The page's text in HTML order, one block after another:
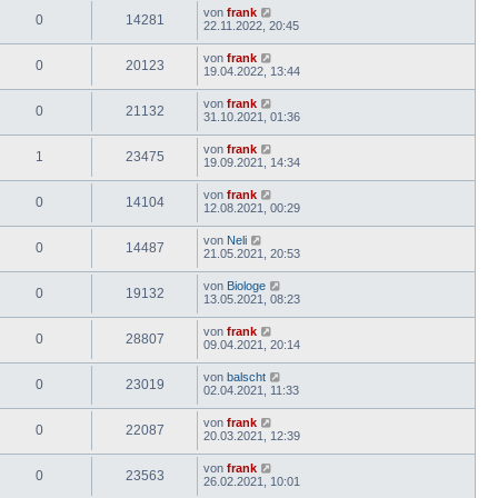
0 14281 von frank
22.11.2022, 20:45
0 20123 von frank
19.04.2022, 13:44
0 21132 von frank
31.10.2021, 01:36
1 23475 von frank
19.09.2021, 14:34
0 14104 von frank
12.08.2021, 00:29
0 14487 von Neli
21.05.2021, 20:53
0 19132 von Biologe
13.05.2021, 08:23
0 28807 von frank
09.04.2021, 20:14
0 23019 von balscht
02.04.2021, 11:33
0 22087 von frank
20.03.2021, 12:39
0 23563 von frank
26.02.2021, 10:01